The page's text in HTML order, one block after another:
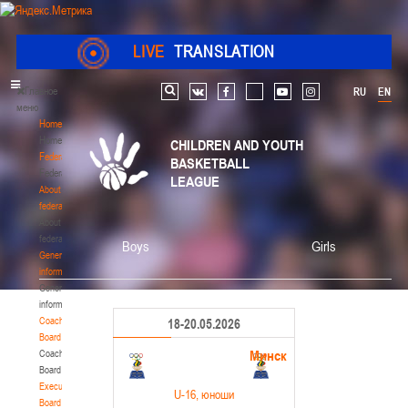
LIVE TRANSLATION
Главное
меню
Home
Home
Federation
Federation
About
federation
About
federation
General
information
General
information
Coaching
Board
Coaching
Board
Executive
Board
RU EN
Search vk facebook youtube instagram
CHILDREN AND YOUTH
BASKETBALL
LEAGUE
Boys Girls
18-20.05.2026
Минск
U-16 , юноши